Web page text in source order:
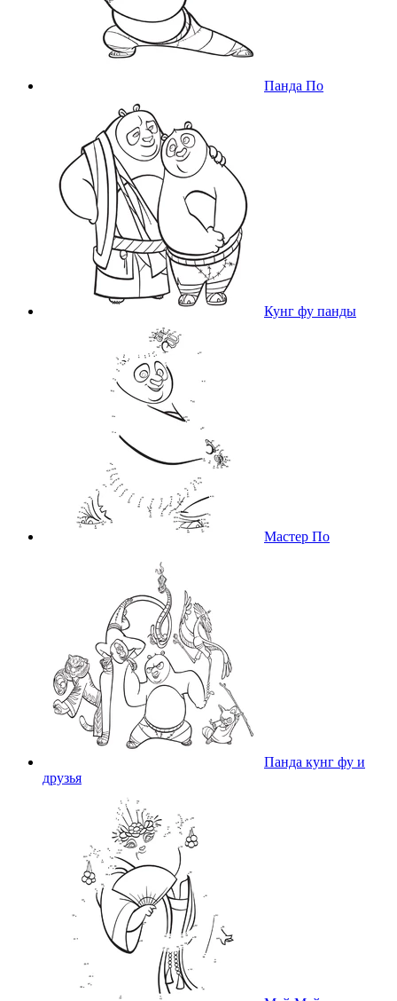
Панда По
Кунг фу панды
Мастер По
Панда кунг фу и
друзья